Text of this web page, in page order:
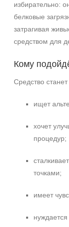
избирательно:
белковые
затрагивая
средством для
Кому
Средство
ищет
хочет
процедур;
точками;
имеет